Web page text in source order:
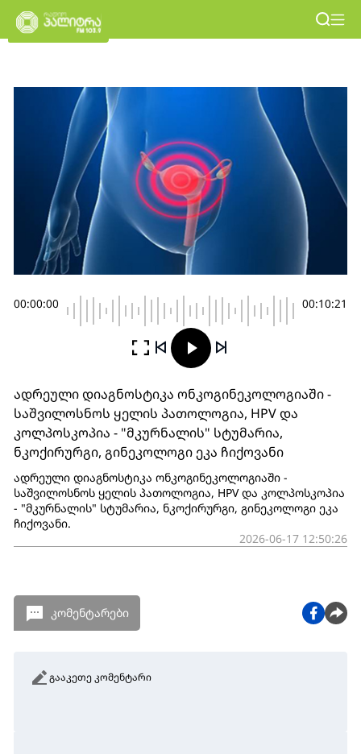
00:00:00 00:10:21
ადრეული დიაგნოსტიკა ონკოგინეკოლოგიაში -
საშვილოსნოს ყელის პათოლოგია, HPV და
კოლპოსკოპია - "მკურნალის" სტუმარია,
ნკოქირურგი, გინეკოლოგი ეკა ჩიქოვანი
ადრეული დიაგნოსტიკა ონკოგინეკოლოგიაში -
საშვილოსნოს ყელის პათოლოგია, HPV და კოლპოსკოპია
- "მკურნალის" სტუმარია, ნკოქირურგი, გინეკოლოგი ეკა
ჩიქოვანი.
2026-06-17 12:50:26
კომენტარები
გააკეთე კომენტარი